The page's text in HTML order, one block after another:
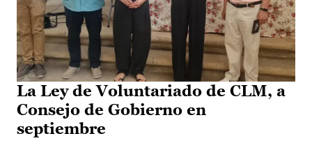
La Ley de Voluntariado de CLM, a
Consejo de Gobierno en
septiembre